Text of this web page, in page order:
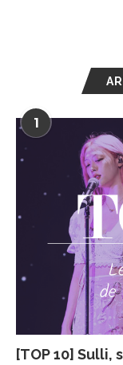
1
[TOP 10]